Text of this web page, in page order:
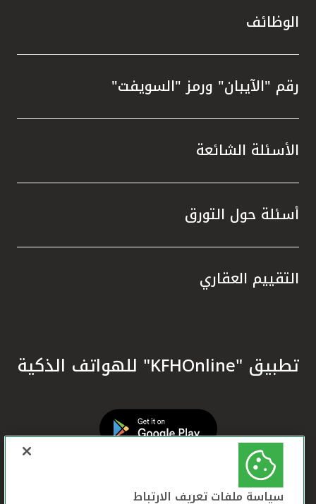
الوظائف
رقم "الآيبان" ورمز "السويفت"
الأسئلة الشائعة
أسئلة حول التورق
التقييم العقاري
تطبيق "KFHOnline" للهواتف الذكية
سياسة ملفات تعريف الارتباط